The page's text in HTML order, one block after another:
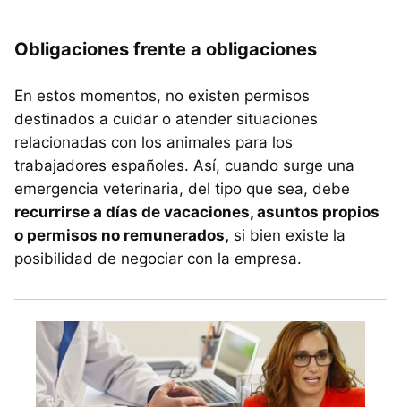
Obligaciones frente a obligaciones
En estos momentos, no existen permisos
destinados a cuidar o atender situaciones
relacionadas con los animales para los
trabajadores españoles. Así, cuando surge una
emergencia veterinaria, del tipo que sea, debe
recurrirse a días de vacaciones, asuntos propios
o permisos no remunerados, si bien existe la
posibilidad de negociar con la empresa.